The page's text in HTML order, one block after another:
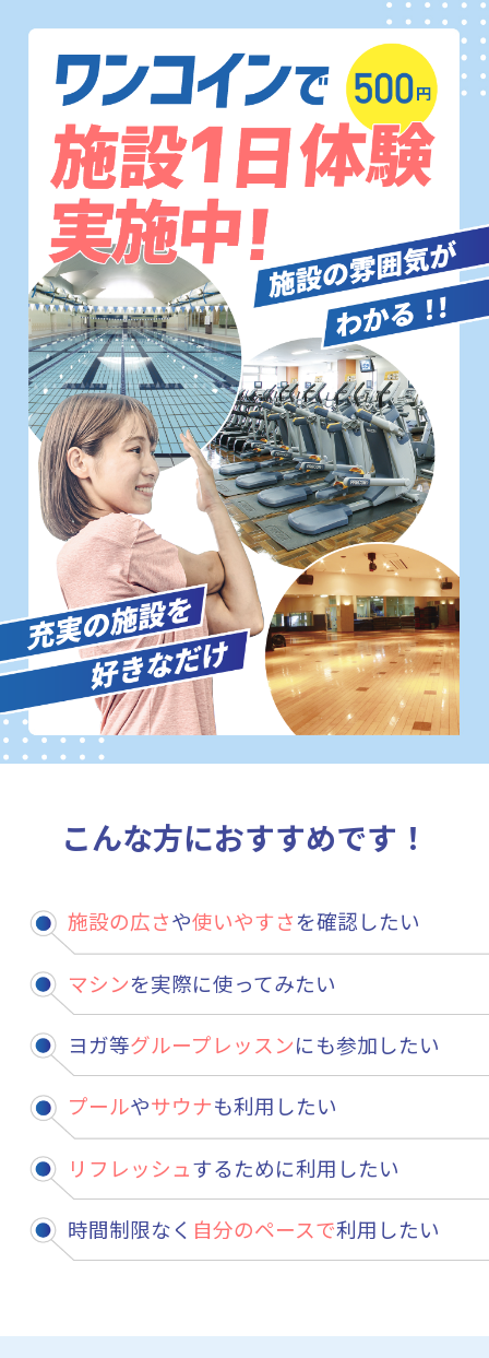
こんな方におすすめです！
施設の広さや使いやすさを確認したい
マシンを実際に使ってみたい
ヨガ等グループレッスンにも参加したい
プールやサウナも利用したい
リフレッシュするために利用したい
時間制限なく 自分のペースで利用したい